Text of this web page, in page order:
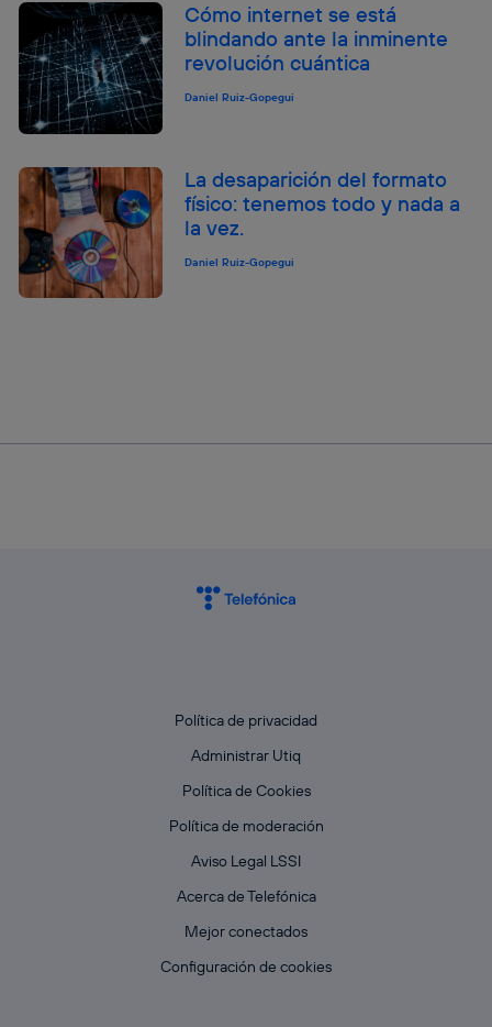
Cómo internet se está
blindando ante la inminente
revolución cuántica
Daniel Ruiz-Gopegui
La desaparición del formato
físico: tenemos todo y nada a
la vez.
Daniel Ruiz-Gopegui
Política de privacidad
Administrar Utiq
Política de Cookies
Política de moderación
Aviso Legal LSSI
Acerca de Telefónica
Mejor conectados
Configuración de cookies